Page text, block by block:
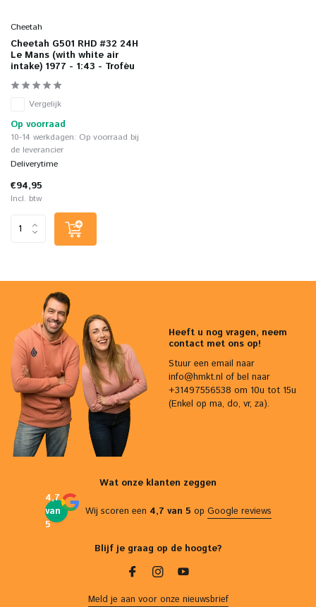
Cheetah
Cheetah G501 RHD #32 24H
Le Mans (with white air
intake) 1977 - 1:43 - Troféu
Vergelijk
Op voorraad
10-14 werkdagen: Op voorraad bij
de leverancier
Deliverytime
€94,95
Incl. btw
Heeft u nog vragen, neem
contact met ons op!
Stuur een email naar
info@hmkt.nl of bel naar
+31497556538 om 10u tot 15u
(Enkel op ma, do, vr, za).
Wat onze klanten zeggen
4,7
van
5
Wij scoren een 4,7 van 5 op Google reviews
Blijf je graag op de hoogte?
Meld je aan voor onze nieuwsbrief